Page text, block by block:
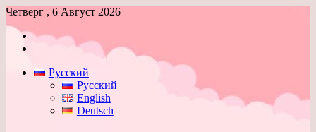
Четверг , 6 Август 2026
Войти
Русский
Русский
English
Deutsch